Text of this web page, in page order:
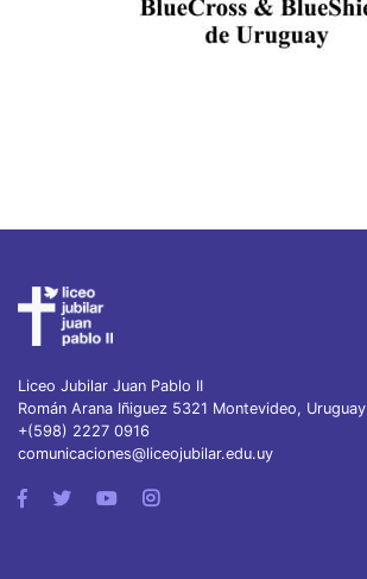
Liceo Jubilar Juan Pablo II
Román Arana Iñiguez 5321 Montevideo, Uruguay
+(598) 2227 0916
comunicaciones@liceojubilar.edu.uy